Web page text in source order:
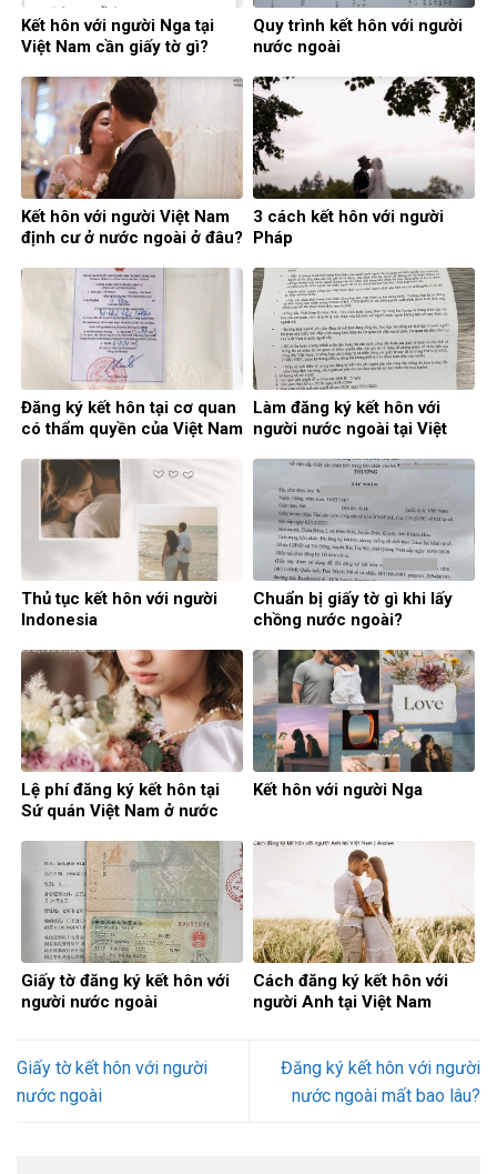
Kết hôn với người Nga tại
Việt Nam cần giấy tờ gì?
Quy trình kết hôn với người
nước ngoài
Kết hôn với người Việt Nam
định cư ở nước ngoài ở đâu?
3 cách kết hôn với người
Pháp
Đăng ký kết hôn tại cơ quan
có thẩm quyền của Việt Nam
Làm đăng ký kết hôn với
người nước ngoài tại Việt
Thủ tục kết hôn với người
Indonesia
Chuẩn bị giấy tờ gì khi lấy
chồng nước ngoài?
Lệ phí đăng ký kết hôn tại
Sứ quán Việt Nam ở nước
Kết hôn với người Nga
Giấy tờ đăng ký kết hôn với
người nước ngoài
Cách đăng ký kết hôn với
người Anh tại Việt Nam
Giấy tờ kết hôn với người
nước ngoài
Đăng ký kết hôn với người
nước ngoài mất bao lâu?